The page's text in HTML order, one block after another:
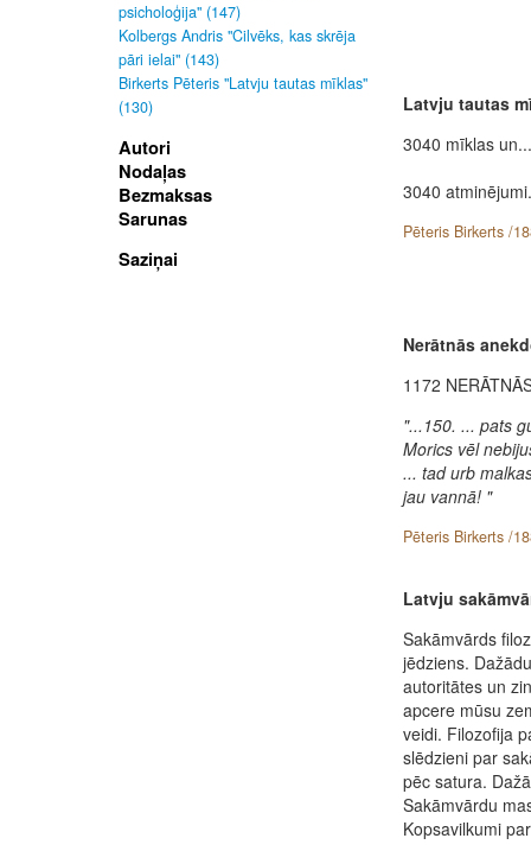
psicholoģija" (147)
Kolbergs Andris "Cilvēks, kas skrēja
pāri ielai" (143)
Birkerts Pēteris "Latvju tautas mīklas"
(130)
Autori
Nodaļas
Bezmaksas
Sarunas
Saziņai
Latvju tautas
3040 mīklas un...
3040 atminējumi.
Pēteris Birkerts /
Nerātnās
1172
"...150. ... pats
Morics vēl
... tad urb
jau vannā! "
Pēteris Birkerts /
Latvju
Sakāmvārds
jēdziens.
autoritātes un
apcere mūsu
veidi. Filozofija
slēdzieni par
pēc satura.
Sakāmvārdu
Kopsavilkumi